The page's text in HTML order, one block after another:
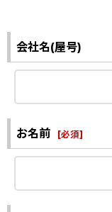
会社名(屋号)
お名前 [必須]